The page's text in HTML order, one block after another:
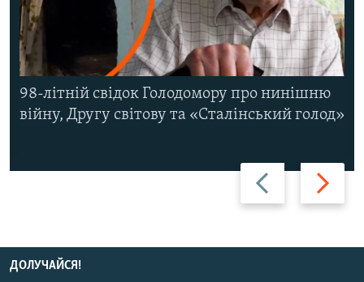
Назад Вперед
98-літній свідок Голодомору про нинішню
війну, Другу світову та «Сталінський голод»
ДОЛУЧАЙСЯ!